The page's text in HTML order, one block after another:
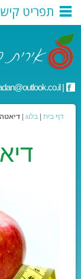
|
דף בית| בלוג|
תפריט